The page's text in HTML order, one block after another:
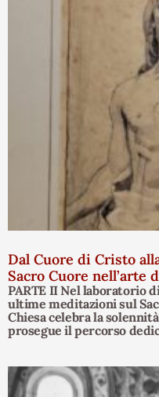
Dal Cuore di Cristo
Sacro Cuore nell’arte
PARTE II Nel laboratorio
ultime meditazioni sul
Chiesa celebra la
prosegue il percorso